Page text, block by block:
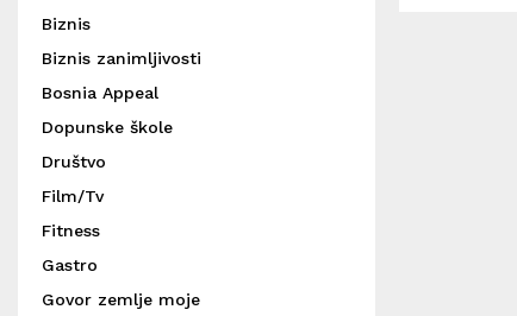
Biznis
Biznis zanimljivosti
Bosnia Appeal
Dopunske škole
Društvo
Film/Tv
Fitness
Gastro
Govor zemlje moje